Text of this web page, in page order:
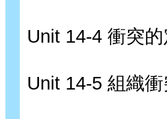
Unit 14-4 衝突
Unit 14-5 組織